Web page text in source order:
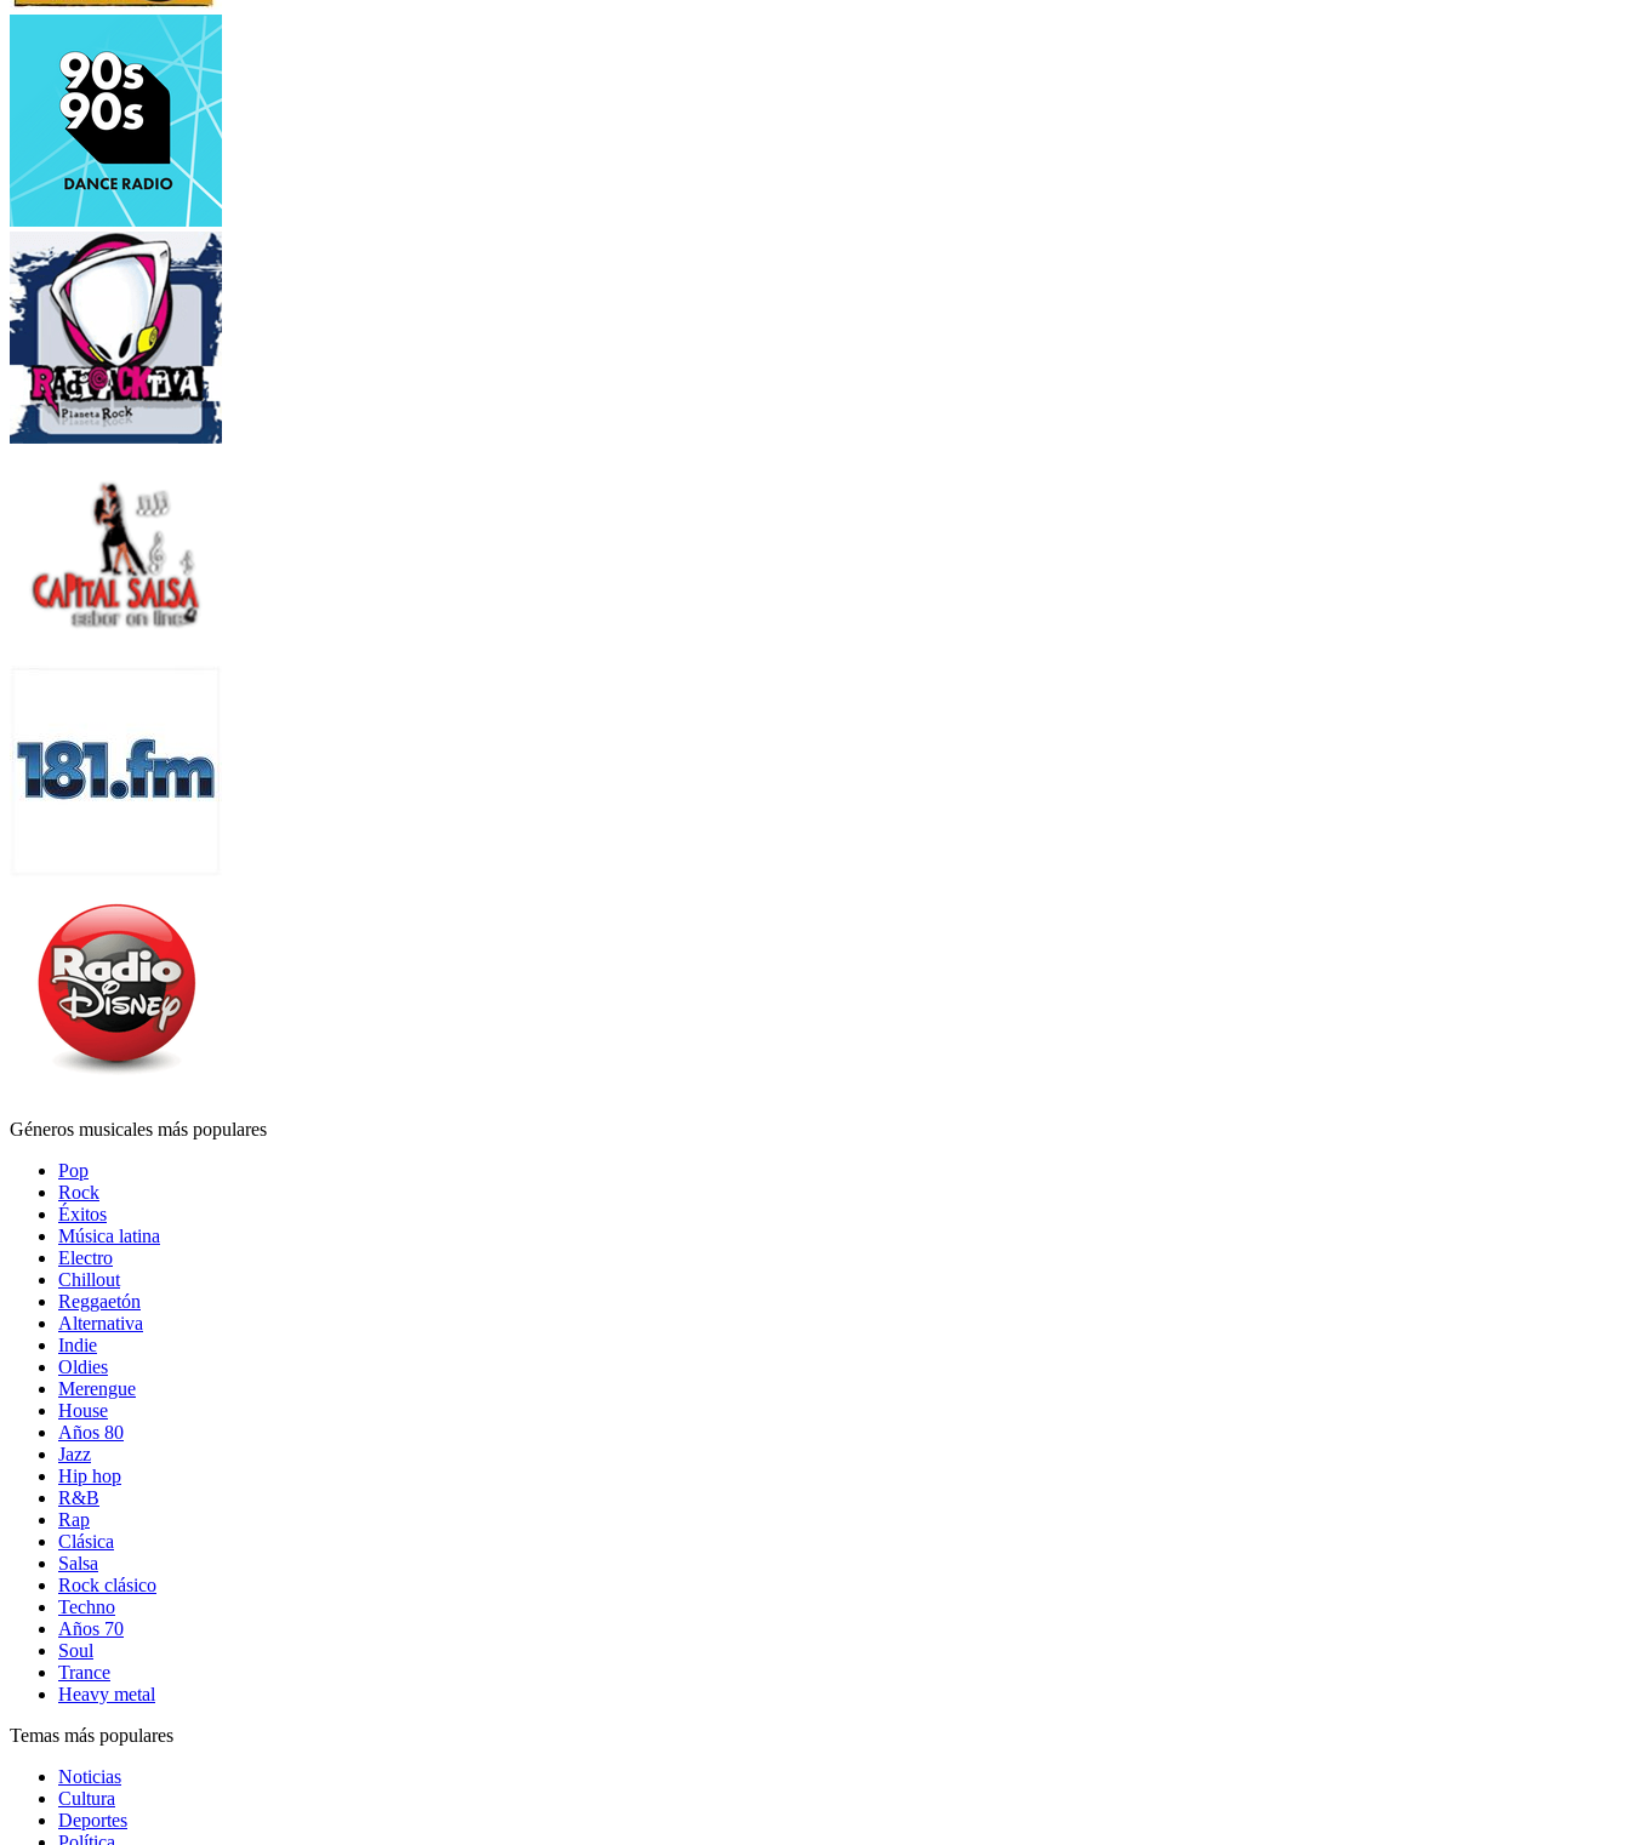
Géneros musicales más populares
Pop
Rock
Éxitos
Música latina
Electro
Chillout
Reggaetón
Alternativa
Indie
Oldies
Merengue
House
Años 80
Jazz
Hip hop
R&B
Rap
Clásica
Salsa
Rock clásico
Techno
Años 70
Soul
Trance
Heavy metal
Temas más populares
Noticias
Cultura
Deportes